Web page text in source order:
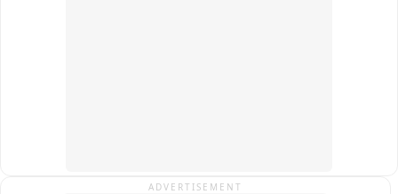
ADVERTISEMENT